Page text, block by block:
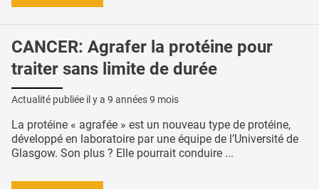
CANCER: Agrafer la protéine pour
traiter sans limite de durée
Actualité publiée il y a 9 années 9 mois
La protéine « agrafée » est un nouveau type de protéine,
développé en laboratoire par une équipe de l’Université de
Glasgow. Son plus ? Elle pourrait conduire ...